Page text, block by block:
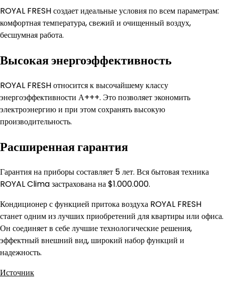
ROYAL FRESH создает идеальные условия по всем параметрам:
комфортная температура, свежий и очищенный воздух,
бесшумная работа.
Высокая энергоэффективность
ROYAL FRESH относится к высочайшему классу
энергоэффективности А+++. Это позволяет экономить
электроэнергию и при этом сохранять высокую
производительность.
Расширенная гарантия
Гарантия на приборы составляет 5 лет. Вся бытовая техника
ROYAL Clima застрахована на $1.000.000.
Кондиционер с функцией притока воздуха ROYAL FRESH
станет одним из лучших приобретений для квартиры или офиса.
Он соединяет в себе лучшие технологические решения,
эффектный внешний вид, широкий набор функций и
надежность.
Источник